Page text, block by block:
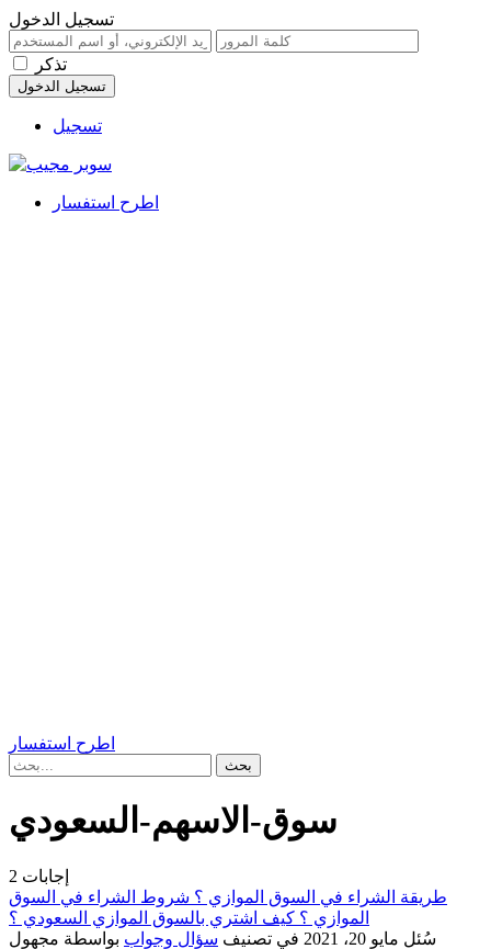
تسجيل الدخول
تذكر
تسجيل
اطرح استفسار
اطرح استفسار
سوق-الاسهم-السعودي
2 إجابات
طريقة الشراء في السوق الموازي ؟ شروط الشراء في السوق
الموازي ؟ كيف اشتري بالسوق الموازي السعودي ؟
سُئل مايو 20، 2021 في تصنيف سؤال وجواب بواسطة مجهول